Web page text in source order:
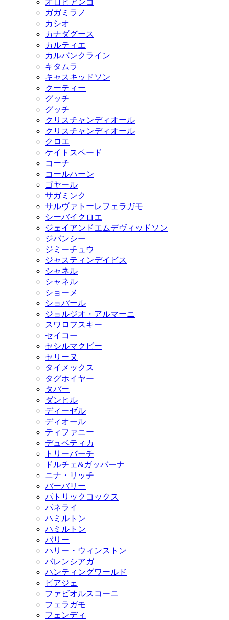
オロビアンコ
ガガミラノ
カシオ
カナダグース
カルティエ
カルバンクライン
キタムラ
キャスキッドソン
クーティー
グッチ
グッチ
クリスチャンディオール
クリスチャンディオール
クロエ
ケイトスペード
コーチ
コールハーン
ゴヤール
サガミンク
サルヴァトーレフェラガモ
シーバイクロエ
ジェイアンドエムデヴィッドソン
ジバンシー
ジミーチュウ
ジャスティンデイビス
シャネル
シャネル
ショーメ
ショパール
ジョルジオ・アルマーニ
スワロフスキー
セイコー
セシルマクビー
セリーヌ
タイメックス
タグホイヤー
タバー
ダンヒル
ディーゼル
ディオール
ティファニー
デュベティカ
トリーバーチ
ドルチェ&ガッバーナ
ニナ・リッチ
バーバリー
パトリックコックス
パネライ
ハミルトン
ハミルトン
バリー
ハリー・ウィンストン
バレンシアガ
ハンティングワールド
ピアジェ
ファビオルスコーニ
フェラガモ
フェンディ